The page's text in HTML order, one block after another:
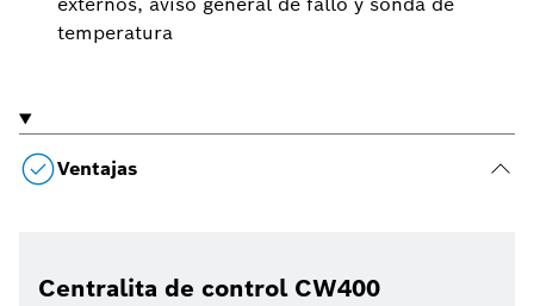
temperatura
Ventajas
Centralita de control CW400